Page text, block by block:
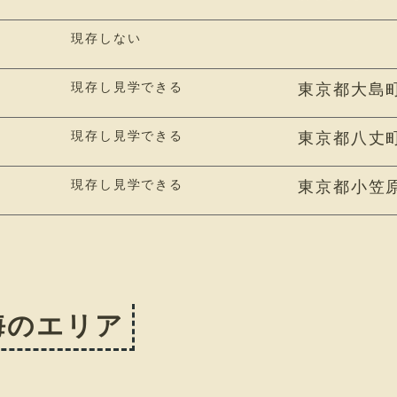
現存しない
現存し見学できる 東京都大島町
現存し見学できる 東京都八丈町
現存し見学できる 東京都小笠
エリア